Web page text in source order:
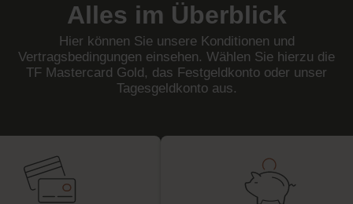
Alles im Überblick
Hier können Sie unsere Konditionen und
Vertragsbedingungen einsehen. Wählen Sie hierzu die
TF Mastercard Gold, das Festgeldkonto oder unser
Tagesgeldkonto aus.